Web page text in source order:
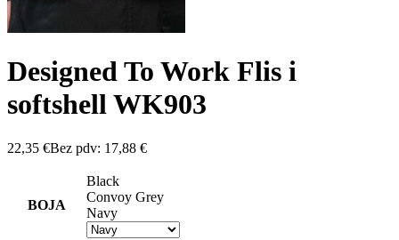
Designed To Work Flis i
softshell WK903
22,35 €Bez pdv: 17,88 €
BOJA
Black
Convoy Grey
Navy